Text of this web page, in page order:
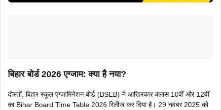
बिहार बोर्ड 2026 एग्जाम: क्या है नया?
दोस्तों, बिहार स्कूल एग्जामिनेशन बोर्ड (BSEB) ने आखिरकार क्लास 10वीं और 12वीं
का Bihar Board Time Table 2026 रिलीज कर दिया है। 29 नवंबर 2025 को